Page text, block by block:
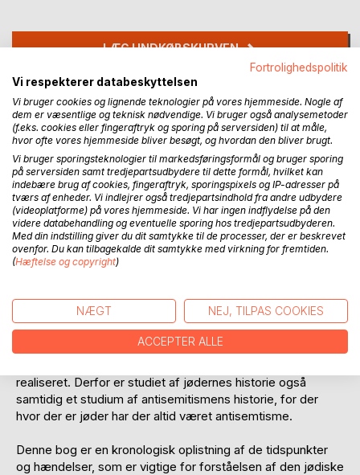
LÆG I INDKØBSKURVEN
Anmeld titel
BESKRIVELSE
lade sig gøre, hvis man sætter den i relation til jødernes
historie og selvforståelse. Jøderne har været afgørende
for skabelsen af flere af den vestlige verdens ideologier,
men de har også været ledende i opgøret med disse
realiseret. Derfor er studiet af jødernes historie også
samtidig et studium af antisemitismens historie, for der
hvor der er jøder har der altid været antisemtisme.
Denne bog er en kronologisk oplistning af de tidspunkter
og hændelser, som er vigtige for forståelsen af den jødiske
Fortrolighedspolitik
Vi respekterer databeskyttelsen
Vi bruger cookies og lignende teknologier på vores hjemmeside. Nogle af
dem er væsentlige og teknisk nødvendige. Vi bruger også analysemetoder
(f.eks. cookies eller fingeraftryk og sporing på serversiden) til at måle,
hvor ofte vores hjemmeside bliver besøgt, og hvordan den bliver brugt.
Vi bruger sporingsteknologier til markedsføringsformål og bruger sporing
på serversiden samt tredjepartsudbydere til dette formål, hvilket kan
indebære brug af cookies, fingeraftryk, sporingspixels og IP-adresser på
tværs af enheder. Vi indlejrer også tredjepartsindhold fra andre udbydere
(videoplatforme) på vores hjemmeside. Vi har ingen indflydelse på den
videre databehandling og eventuelle sporing hos tredjepartsudbyderen.
Med din indstilling giver du dit samtykke til de processer, der er beskrevet
ovenfor. Du kan tilbagekalde dit samtykke med virkning for fremtiden.
(Hæftelse og copyright)
NÆGT NEJ, TILPAS COOKIES
ACCEPTER ALLE